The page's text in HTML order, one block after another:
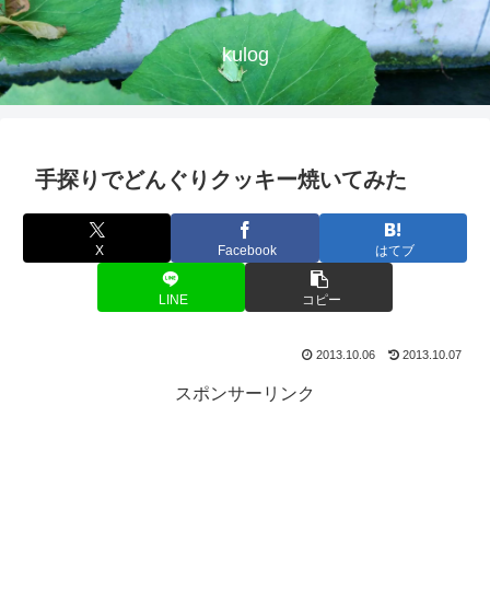
kulog
手探りでどんぐりクッキー焼いてみた
X Facebook はてブ
LINE コピー
2013.10.06 2013.10.07
スポンサーリンク